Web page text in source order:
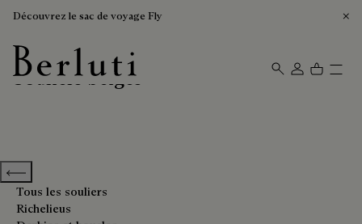
Découvrez le sac de voyage Fly
Page d'Accueil Berluti
Souliers beiges
Previous categories
Tous les souliers
Richelieus